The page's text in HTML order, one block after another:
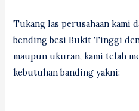
Tukang las perusahaan kami
bending besi Bukit Tinggi
maupun ukuran, kami telah
kebutuhan banding yakni: